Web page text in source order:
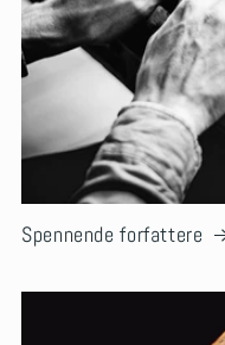
Spennende forfattere